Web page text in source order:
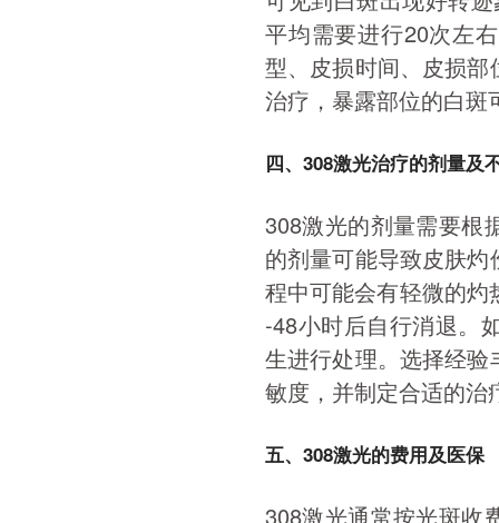
平均需要进行20次左
型、皮损时间、皮损
治疗，暴露部位的白斑
四、308激光治疗的剂量及
308激光的剂量需要根
的剂量可能导致皮肤
程中可能会有轻微的
-48小时后自行消退。
生进行处理。选择经
敏度，并制定合适的治
五、308激光的费用及医保
308激光通常按光斑收